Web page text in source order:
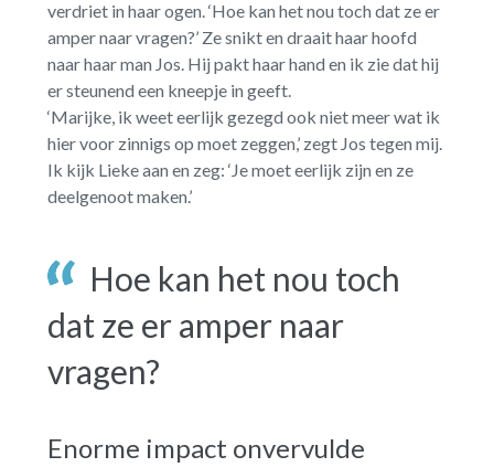
verdriet in haar ogen. ‘Hoe kan het nou toch dat ze er
amper naar vragen?’ Ze snikt en draait haar hoofd
naar haar man Jos. Hij pakt haar hand en ik zie dat hij
er steunend een kneepje in geeft.
‘Marijke, ik weet eerlijk gezegd ook niet meer wat ik
hier voor zinnigs op moet zeggen,’ zegt Jos tegen mij.
Ik kijk Lieke aan en zeg: ‘Je moet eerlijk zijn en ze
deelgenoot maken.’
Hoe kan het nou toch
dat ze er amper naar
vragen?
Enorme impact onvervulde